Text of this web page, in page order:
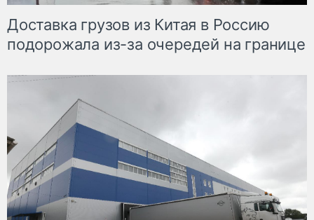
Доставка грузов из Китая в Россию
подорожала из-за очередей на границе